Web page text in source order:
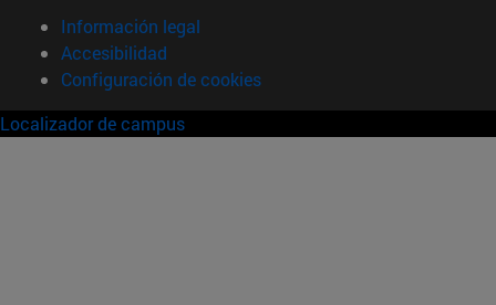
Información legal
Accesibilidad
Configuración de cookies
Localizador de campus